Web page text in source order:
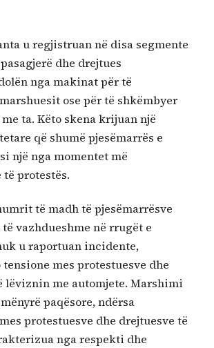
u regjistruan në disa segmente
dhe drejtues
nga makinat për të
ose për të shkëmbyer
ta. Këto skena krijuan një
që shumë pjesëmarrës e
një nga momentet më
të protestës.
të madh të pjesëmarrësve
vazhdueshme në rrugët e
u raportuan incidente,
mes protestuesve dhe
lëviznin me automjete. Marshimi
paqësore, ndërsa
protestuesve dhe drejtuesve të
nga respekti dhe